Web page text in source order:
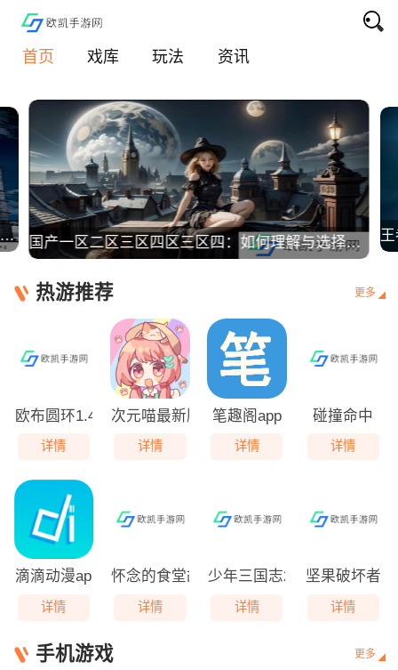
首页 戏库 玩法 资讯
一级做AE直播是免费的吗？具体费用和平台选择哪家好？ 国产一区二区三区四区三区四：如何理解与选择合适的网络视频平台
热游推荐 更多
欧布圆环1.4.2新版本
详情
次元喵最新版本2024
详情
笔趣阁app
详情
碰撞命中
详情
滴滴动漫app1.66版本下载
详情
怀念的食堂故事免广告
详情
少年三国志2官方版
详情
坚果破坏者
详情
手机游戏 更多